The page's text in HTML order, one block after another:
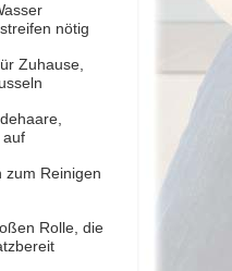
nötig
Zuhause,
auf
zum Reinigen
Rolle, die